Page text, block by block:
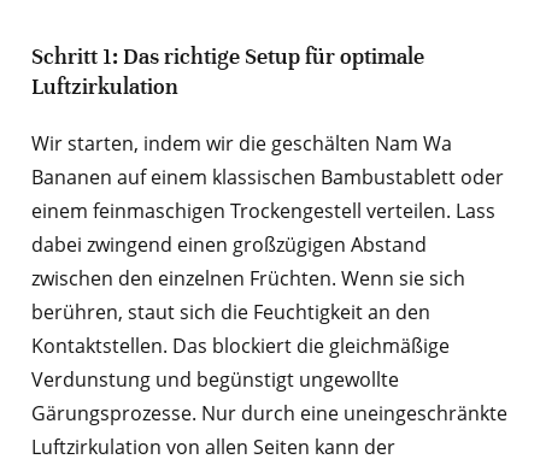
Schritt 1: Das richtige Setup für optimale
Luftzirkulation
Wir starten, indem wir die geschälten Nam Wa
Bananen auf einem klassischen Bambustablett oder
einem feinmaschigen Trockengestell verteilen. Lass
dabei zwingend einen großzügigen Abstand
zwischen den einzelnen Früchten. Wenn sie sich
berühren, staut sich die Feuchtigkeit an den
Kontaktstellen. Das blockiert die gleichmäßige
Verdunstung und begünstigt ungewollte
Gärungsprozesse. Nur durch eine uneingeschränkte
Luftzirkulation von allen Seiten kann der